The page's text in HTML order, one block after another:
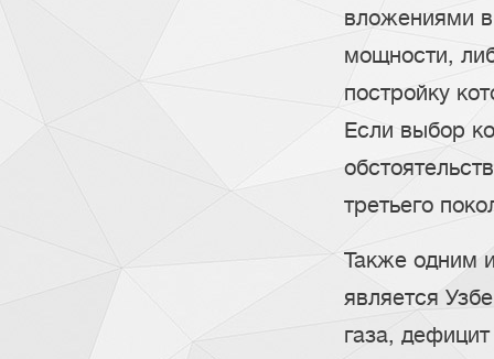
вложениями
мощности,
постройку
Если выбор
третьего
Также одним
является
газа,